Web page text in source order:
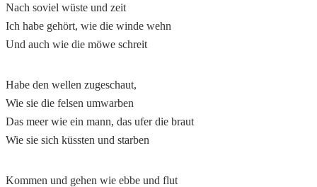
Nach soviel wüste und zeit
Ich habe gehört, wie die winde wehn
Und auch wie die möwe schreit
Habe den wellen zugeschaut,
Wie sie die felsen umwarben
Das meer wie ein mann, das ufer die braut
Wie sie sich küssten und starben
Kommen und gehen wie ebbe und flut